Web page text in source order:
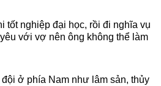
tốt nghiệp đại học, rồi đi nghĩa vụ
với vợ nên ông không thể làm
ở phía Nam như lâm sản, thủy